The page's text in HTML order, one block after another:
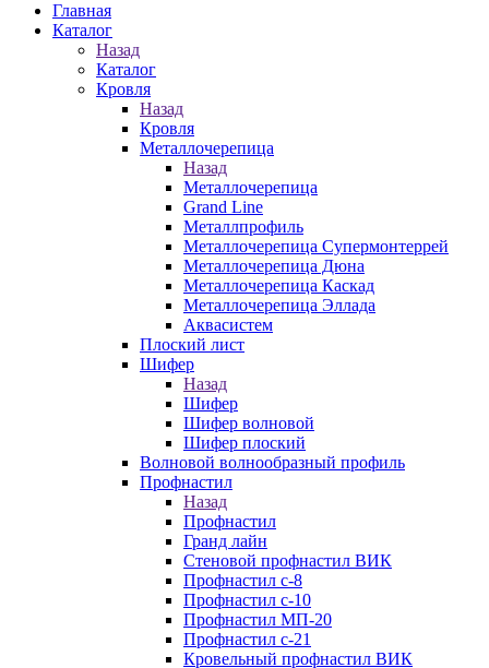
Главная
Каталог
Назад
Каталог
Кровля
Назад
Кровля
Металлочерепица
Назад
Металлочерепица
Grand Line
Металлпрофиль
Металлочерепица Супермонтеррей
Металлочерепица Дюна
Металлочерепица Каскад
Металлочерепица Эллада
Аквасистем
Плоский лист
Шифер
Назад
Шифер
Шифер волновой
Шифер плоский
Волновой волнообразный профиль
Профнастил
Назад
Профнастил
Гранд лайн
Стеновой профнастил ВИК
Профнастил с-8
Профнастил с-10
Профнастил МП-20
Профнастил с-21
Кровельный профнастил ВИК